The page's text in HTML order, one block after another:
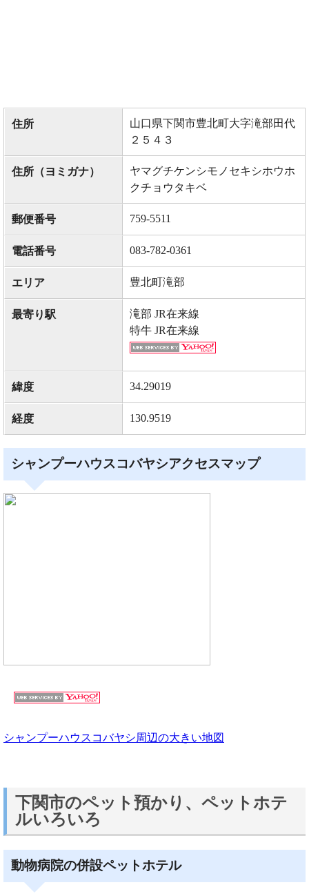
住所
山口県下関市豊北町大字滝部田代
２５４３
住所（ヨミガナ）
ヤマグチケンシモノセキシホウホ
クチョウタキベ
郵便番号 759-5511
電話番号 083-782-0361
エリア 豊北町滝部
最寄り駅
滝部 JR在来線
特牛 JR在来線
緯度 34.29019
経度 130.9519
シャンプーハウスコバヤシアクセスマップ
シャンプーハウスコバヤシ周辺の大きい地図
下関市のペット預かり、ペットホテ
ルいろいろ
動物病院の併設ペットホテル